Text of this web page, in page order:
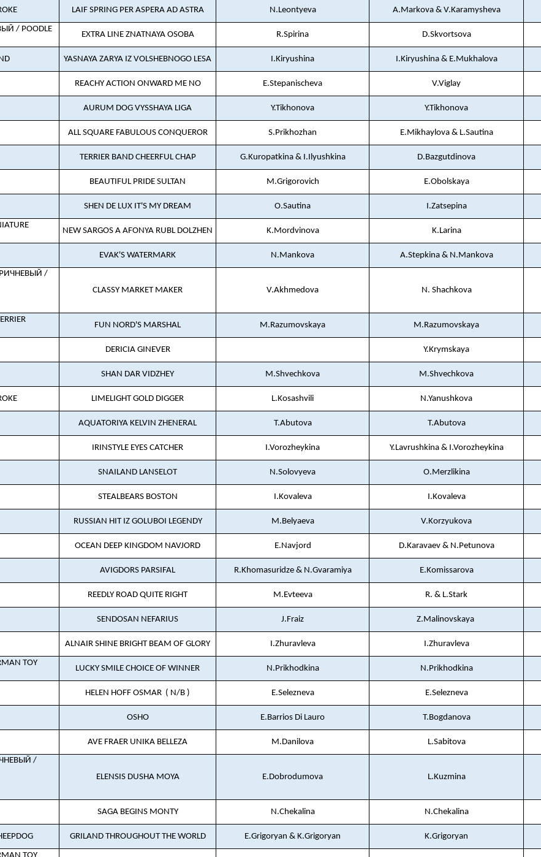
LAIF SPRING PER ASPERA AD ASTRA N.Leontyeva A.Markova & V.Karamysheva
/ POODLE
EXTRA LINE ZNATNAYA OSOBA R.Spirina D.Skvortsova
YASNAYA ZARYA IZ VOLSHEBNOGO LESA I.Kiryushina I.Kiryushina & E.Mukhalova
REACHY ACTION ONWARD ME NO E.Stepanischeva V.Viglay
AURUM DOG VYSSHAYA LIGA Y.Tikhonova Y.Tikhonova
ALL SQUARE FABULOUS CONQUEROR S.Prikhozhan E.Mikhaylova & L.Sautina
TERRIER BAND CHEERFUL CHAP G.Kuropatkina & I.Ilyushkina D.Bazgutdinova
BEAUTIFUL PRIDE SULTAN M.Grigorovich E.Obolskaya
SHEN DE LUX IT'S MY DREAM O.Sautina I.Zatsepina
NEW SARGOS A AFONYA RUBL DOLZHEN K.Mordvinova K.Larina
EVAK'S WATERMARK N.Mankova A.Stepkina & N.Mankova
/
CLASSY MARKET MAKER V.Akhmedova N. Shachkova
FUN NORD'S MARSHAL M.Razumovskaya M.Razumovskaya
DERICIA GINEVER Y.Krymskaya
SHAN DAR VIDZHEY M.Shvechkova M.Shvechkova
LIMELIGHT GOLD DIGGER L.Kosashvili N.Yanushkova
AQUATORIYA KELVIN ZHENERAL T.Abutova T.Abutova
IRINSTYLE EYES CATCHER I.Vorozheykina Y.Lavrushkina & I.Vorozheykina
SNAILAND LANSELOT N.Solovyeva O.Merzlikina
STEALBEARS BOSTON I.Kovaleva I.Kovaleva
RUSSIAN HIT IZ GOLUBOI LEGENDY M.Belyaeva V.Korzyukova
OCEAN DEEP KINGDOM NAVJORD E.Navjord D.Karavaev & N.Petunova
AVIGDORS PARSIFAL R.Khomasuridze & N.Gvaramiya E.Komissarova
REEDLY ROAD QUITE RIGHT M.Evteeva R. & L.Stark
SENDOSAN NEFARIUS J.Fraiz Z.Malinovskaya
ALNAIR SHINE BRIGHT BEAM OF GLORY I.Zhuravleva I.Zhuravleva
TOY
LUCKY SMILE CHOICE OF WINNER N.Prikhodkina N.Prikhodkina
HELEN HOFF OSMAR ( N/B ) E.Selezneva E.Selezneva
OSHO E.Barrios Di Lauro T.Bogdanova
AVE FRAER UNIKA BELLEZA M.Danilova L.Sabitova
/
ELENSIS DUSHA MOYA E.Dobrodumova L.Kuzmina
SAGA BEGINS MONTY N.Chekalina N.Chekalina
GRILAND THROUGHOUT THE WORLD E.Grigoryan & K.Grigoryan K.Grigoryan